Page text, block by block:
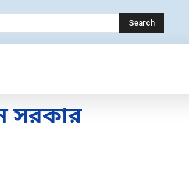
Search
সরকার